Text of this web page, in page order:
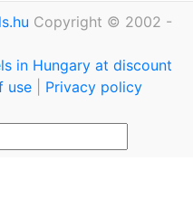
Copyright © 2002 -
in Hungary at discount
use Privacy policy